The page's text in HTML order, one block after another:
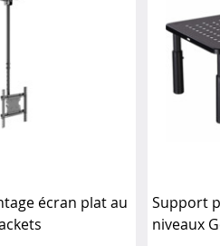
écran plat au
Support
niveaux